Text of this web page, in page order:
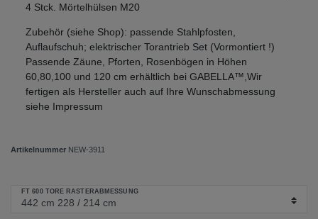
4 Stck. Mörtelhülsen M20
Zubehör (siehe Shop): passende Stahlpfosten,
Auflaufschuh; elektrischer Torantrieb Set (Vormontiert !)
Passende Zäune, Pforten, Rosenbögen in Höhen
60,80,100 und 120 cm erhältlich bei GABELLA™,Wir
fertigen als Hersteller auch auf Ihre Wunschabmessung
siehe Impressum
Artikelnummer NEW-3911
FT 600 TORE RASTERABMESSUNG